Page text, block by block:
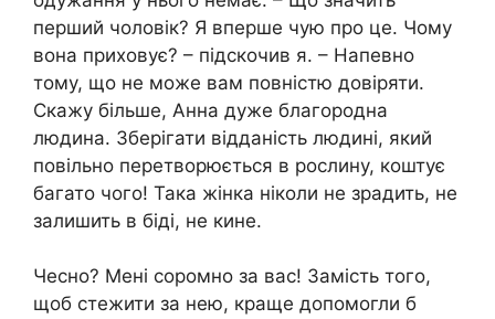
перший чоловік? Я вперше чую про це. Чому
вона приховує? – підскочив я. – Напевно
тому, що не може вам повністю довіряти.
Скажу більше, Анна дуже благородна
людина. Зберігати відданість людині, який
повільно перетворюється в рослину, коштує
багато чого! Така жінка ніколи не зрадить, не
залишить в біді, не кине.
Чесно? Мені соромно за вас! Замість того,
щоб стежити за нею, краще допомогли б